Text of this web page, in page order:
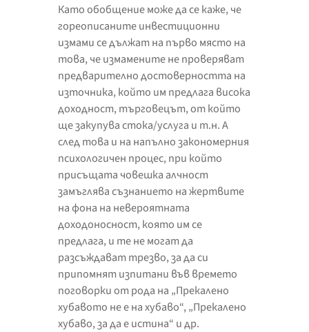
Като обобщение може да се каже, че
гореописаните инвестиционни
измами се дължат на първо място на
това, че измамените не проверяват
предварително достоверността на
източника, който им предлага висока
доходност, търговецът, от който
ще закупува стока/услуга и т.н. А
след това и на напълно закономерния
психологичен процес, при който
присъщата човешка алчност
замъглява съзнанието на жертвите
на фона на невероятната
доходоносност, която им се
предлага, и те не могат да
разсъждават трезво, за да си
припомнят изпитани във времето
поговорки от рода на „Прекалено
хубавото не е на хубаво“, „Прекалено
хубаво, за да е истина“ и др.